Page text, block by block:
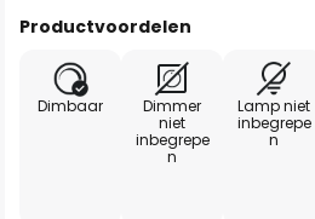
Productvoordelen
Dimbaar
Dimmer
niet
inbegrepe
n
Lamp niet
inbegrepe
n